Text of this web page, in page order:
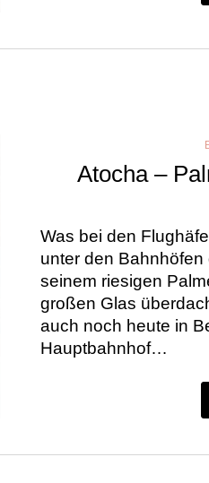
Atocha –
Was bei den
unter den
seinem riesigen
großen Glas
auch noch heute in
Hauptbahnhof…